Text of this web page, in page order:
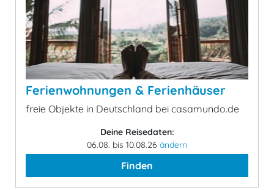
Ferienwohnungen & Ferienhäuser
freie Objekte in Deutschland bei casamundo.de
Deine Reisedaten:
06.08. bis 10.08.26 ändern
Finden